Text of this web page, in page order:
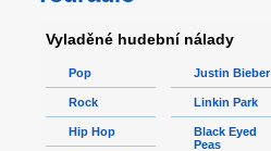
Vyladěné hudební nálady
Pop
Rock
Hip Hop
Justin Bieber
Linkin Park
Black Eyed
Peas